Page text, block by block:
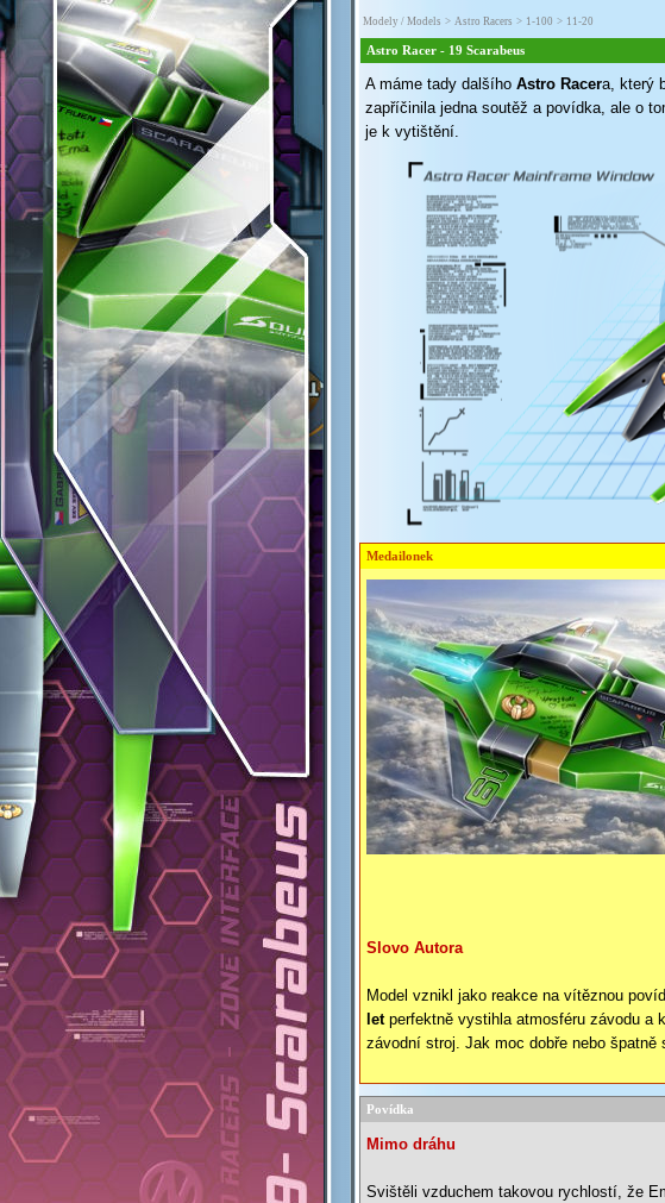
Modely / Models > Astro Racers > 1-100 > 11-20
Astro Racer - 19 Scarabeus
A máme tady dalšího Astro Racera, který
zapříčinila jedna soutěž a povídka, ale o
je k vytištění.
Medailonek
Slovo Autora
Model vznikl jako reakce na vítěznou
letperfektně vystihla atmosféru závodu a
závodní stroj. Jak moc dobře nebo
Povídka
Mimo dráhu
Svištěli vzduchem takovou rychlostí, že